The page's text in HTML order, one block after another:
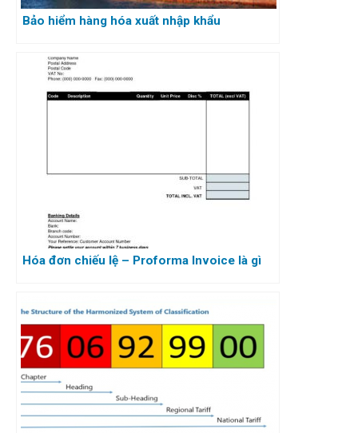
Bảo hiểm hàng hóa xuất nhập khẩu
Hóa đơn chiếu lệ – Proforma Invoice là gì